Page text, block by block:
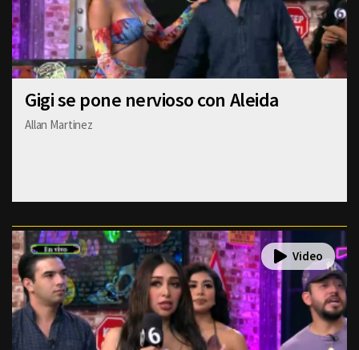
Gigi se pone nervioso con Aleida
Allan Martinez